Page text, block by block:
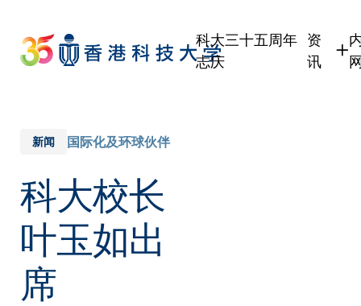
main
content
科大三十五周年
志庆
资
讯
新闻 国际化及环球伙伴
科大校长
叶玉如出
席